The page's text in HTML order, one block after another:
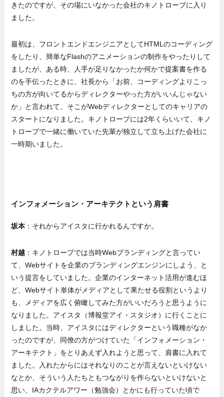
きたのですが、その場にいなかった会社のキノトロープに入り
ました。
最初は、フロントエンドエンジニアとしてHTMLのコーディング
をしたり、簡単なFlashのアニメーションの制作をやったりして
ましたが、ある時、人手が足りなかったか何かで提案書を作る
のを手伝ったときに、社長から「お前、コーディングよりこっ
ちの方が向いてるからディレクターやった方がいいんじゃない
か」と言われて、そこがWebディレクターとしてのキャリアの
スタートになりました。キノトロープには2年くらいいて、キノ
トロープで一緒に働いていた先輩が独立して立ち上げた会社に
一時期いました。
インフォメーション・アーキテクトという肩書
坂本 ：それからアイスタに行かれるんですか。
村越 ：キノトロープでは当時Webブランディングと言ってい
て、Webサイトを企業のブランディングエンジンにしよう、と
いう提言をしていました。企業のインターネット活用が進むほ
ど、Webサイト単体がメディアとして果たせる役割というより
も、メディアを広く俯瞰してみた方がいいだろうと思うように
なりました。アイスタ（博報堂アイ・スタジオ）に行くことに
しました。当時、アイスタにはディレクターという職種がなか
ったのですが、同僚の方がつけていた「インフォメーション・
アーキテクト」をとりあえず入れようと思って、肩書に入れて
ました。入れたからにはそれなりのことが言えないといけない
なとか、そういう人たちともつながりを作らないといけないと
思い、IAカクテルアワー（勉強会）とかにも行っていた頃で